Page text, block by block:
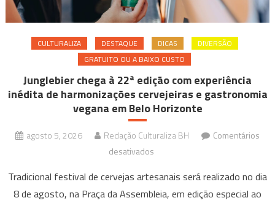
CULTURALIZA DESTAQUE DICAS
DIVERSÃO
GRATUITO OU A BAIXO CUSTO
Junglebier chega à 22ª edição com experiência
inédita de harmonizações cervejeiras e gastronomia
vegana em Belo Horizonte
agosto 5, 2026 Redação Culturaliza BH
Comentários
desativados
chega
à
Tradicional festival de cervejas artesanais será realizado no dia
8 de agosto, na Praça da Assembleia, em edição especial ao